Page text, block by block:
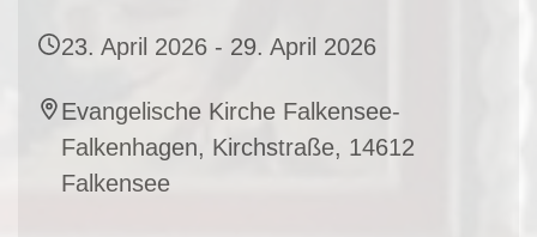
23. April 2026 - 29. April 2026
Evangelische Kirche Falkensee-
Falkenhagen, Kirchstraße, 14612
Falkensee